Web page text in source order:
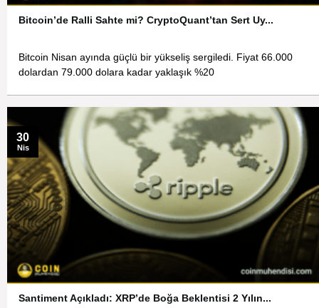
Bitcoin’de Ralli Sahte mi? CryptoQuant’tan Sert Uy...
Bitcoin Nisan ayında güçlü bir yükseliş sergiledi. Fiyat 66.000
dolardan 79.000 dolara kadar yaklaşık %20
Santiment Açıkladı: XRP’de Boğa Beklentisi 2 Yılın...
30
Nis